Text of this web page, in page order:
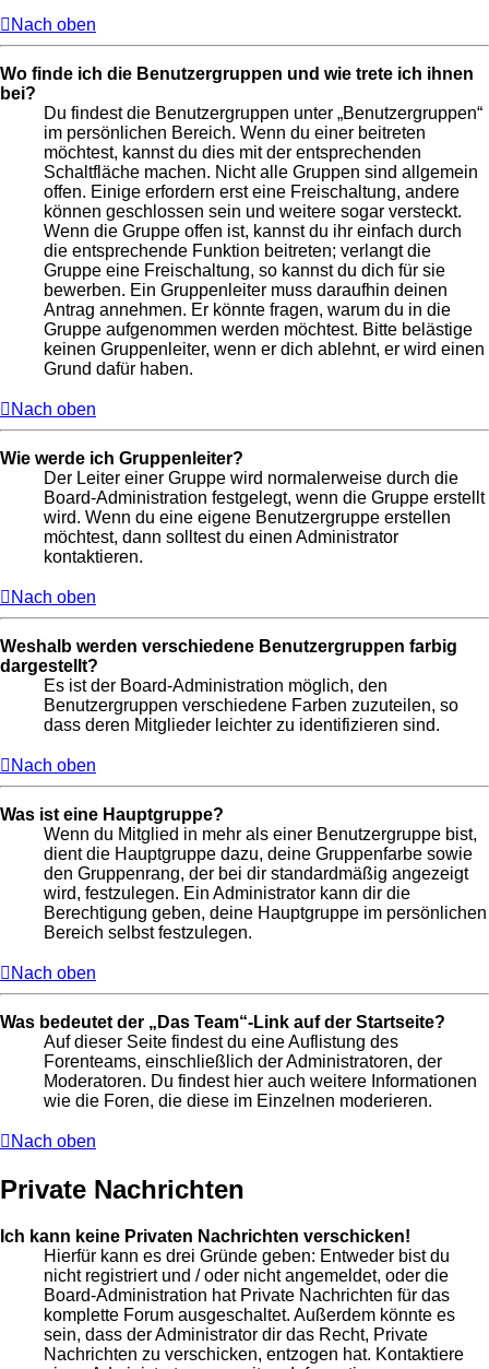
Nach oben
Wo finde ich die Benutzergruppen und wie trete ich ihnen
bei?
Du findest die Benutzergruppen unter „Benutzergruppen“
im persönlichen Bereich. Wenn du einer beitreten
möchtest, kannst du dies mit der entsprechenden
Schaltfläche machen. Nicht alle Gruppen sind allgemein
offen. Einige erfordern erst eine Freischaltung, andere
können geschlossen sein und weitere sogar versteckt.
Wenn die Gruppe offen ist, kannst du ihr einfach durch
die entsprechende Funktion beitreten; verlangt die
Gruppe eine Freischaltung, so kannst du dich für sie
bewerben. Ein Gruppenleiter muss daraufhin deinen
Antrag annehmen. Er könnte fragen, warum du in die
Gruppe aufgenommen werden möchtest. Bitte belästige
keinen Gruppenleiter, wenn er dich ablehnt, er wird einen
Grund dafür haben.
Nach oben
Wie werde ich Gruppenleiter?
Der Leiter einer Gruppe wird normalerweise durch die
Board-Administration festgelegt, wenn die Gruppe erstellt
wird. Wenn du eine eigene Benutzergruppe erstellen
möchtest, dann solltest du einen Administrator
kontaktieren.
Nach oben
Weshalb werden verschiedene Benutzergruppen farbig
dargestellt?
Es ist der Board-Administration möglich, den
Benutzergruppen verschiedene Farben zuzuteilen, so
dass deren Mitglieder leichter zu identifizieren sind.
Nach oben
Was ist eine Hauptgruppe?
Wenn du Mitglied in mehr als einer Benutzergruppe bist,
dient die Hauptgruppe dazu, deine Gruppenfarbe sowie
den Gruppenrang, der bei dir standardmäßig angezeigt
wird, festzulegen. Ein Administrator kann dir die
Berechtigung geben, deine Hauptgruppe im persönlichen
Bereich selbst festzulegen.
Nach oben
Was bedeutet der „Das Team“-Link auf der Startseite?
Auf dieser Seite findest du eine Auflistung des
Forenteams, einschließlich der Administratoren, der
Moderatoren. Du findest hier auch weitere Informationen
wie die Foren, die diese im Einzelnen moderieren.
Nach oben
Private Nachrichten
Ich kann keine Privaten Nachrichten verschicken!
Hierfür kann es drei Gründe geben: Entweder bist du
nicht registriert und / oder nicht angemeldet, oder die
Board-Administration hat Private Nachrichten für das
komplette Forum ausgeschaltet. Außerdem könnte es
sein, dass der Administrator dir das Recht, Private
Nachrichten zu verschicken, entzogen hat. Kontaktiere